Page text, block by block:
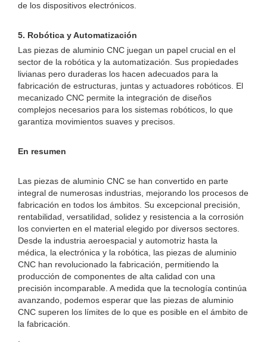
de los dispositivos electrónicos.
5. Robótica y Automatización
Las piezas de aluminio CNC juegan un papel crucial en el
sector de la robótica y la automatización. Sus propiedades
livianas pero duraderas los hacen adecuados para la
fabricación de estructuras, juntas y actuadores robóticos. El
mecanizado CNC permite la integración de diseños
complejos necesarios para los sistemas robóticos, lo que
garantiza movimientos suaves y precisos.
En resumen
Las piezas de aluminio CNC se han convertido en parte
integral de numerosas industrias, mejorando los procesos de
fabricación en todos los ámbitos. Su excepcional precisión,
rentabilidad, versatilidad, solidez y resistencia a la corrosión
los convierten en el material elegido por diversos sectores.
Desde la industria aeroespacial y automotriz hasta la
médica, la electrónica y la robótica, las piezas de aluminio
CNC han revolucionado la fabricación, permitiendo la
producción de componentes de alta calidad con una
precisión incomparable. A medida que la tecnología continúa
avanzando, podemos esperar que las piezas de aluminio
CNC superen los límites de lo que es posible en el ámbito de
la fabricación.